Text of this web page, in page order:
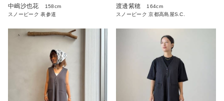
中嶋沙也花
158cm
スノーピーク 表参道
渡邊紫穂
164cm
スノーピーク 京都高島屋S.C.